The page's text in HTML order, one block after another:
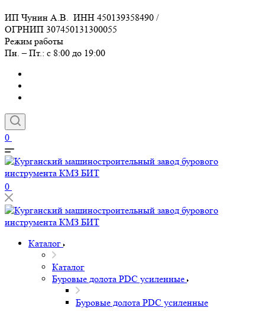
ИП Чунин А.В. ИНН 450139358490 /
ОГРНИП 307450131300055
Режим работы
Пн. – Пт.: с 8:00 до 19:00
0
0
Каталог
Каталог
Буровые долота PDC усиленные
Буровые долота PDC усиленные